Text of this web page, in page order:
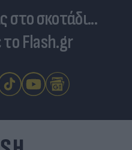
στο σκοτάδι...
Flash.gr